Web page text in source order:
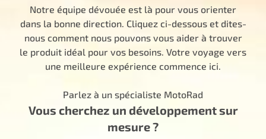
Notre équipe dévouée est là pour vous orienter
dans la bonne direction. Cliquez ci-dessous et dites-
nous comment nous pouvons vous aider à trouver
le produit idéal pour vos besoins. Votre voyage vers
une meilleure expérience commence ici.
Parlez à un spécialiste MotoRad
Vous cherchez un développement sur
mesure ?